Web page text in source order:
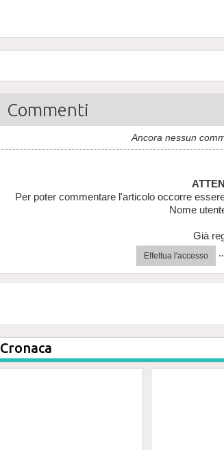
Commenti
Ancora nessun
Per poter commentare l'articolo occorre
Nome
Già
Effettua l'accesso
Cronaca